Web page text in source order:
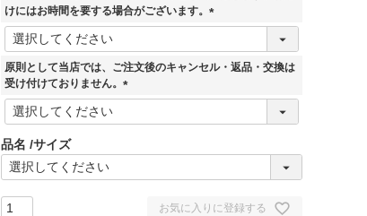
ツートンタフタバイクカバー
けにはお時間を要する場合がございます。
(
須
原則として当店では、ご注文後のキャンセル・返品・交換は
受け付けておりません。
(
)
品名 サイズ
お気に入りに登録する